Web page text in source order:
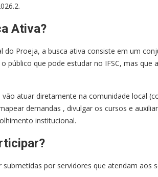
Ativa?
do Proeja, a busca ativa consiste em um
público que pode estudar no IFSC, mas
vão atuar diretamente na comunidade local
demandas , divulgar os cursos e
institucional.
por servidores que atendam aos